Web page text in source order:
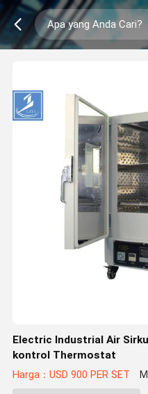
Electric Industrial Air
kontrol Thermostat
Harga：USD 900 PER SET